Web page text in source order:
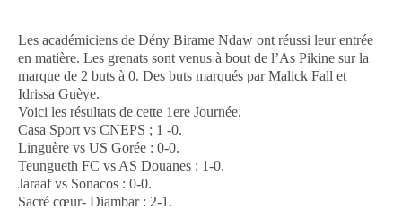
Les académiciens de Dény Birame Ndaw ont réussi leur entrée
en matière. Les grenats sont venus à bout de l’As Pikine sur la
marque de 2 buts à 0. Des buts marqués par Malick Fall et
Idrissa Guèye.
Voici les résultats de cette 1ere Journée.
Casa Sport vs CNEPS ; 1 -0.
Linguère vs US Gorée : 0-0.
Teungueth FC vs AS Douanes : 1-0.
Jaraaf vs Sonacos : 0-0.
Sacré cœur- Diambar : 2-1.